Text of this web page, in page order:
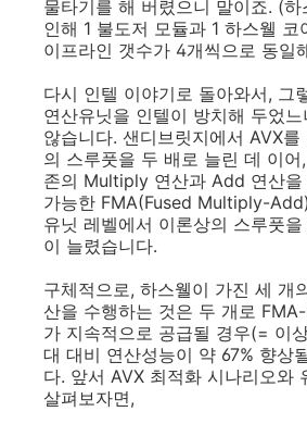
물타기를 해 버렸으니 말이죠. (하
인해 1 불도저 모듈과 1 하스웰
이프라인 갯수가 4개씩으로 동일
다시 인텔 이야기로 돌아와서, 그
연산유닛을 인텔이 방치해 두었
않습니다. 샌디브릿지에서 AVX
의 스루풋을 두 배로 늘린 데 이어
존의 Multiply 연산과 Add 연산을
가능한 FMA(Fused Multiply-
유닛 레벨에서 이론상의 스루풋
이 늘렸습니다.
구체적으로, 하스웰이 가진 세 개
산을 수행하는 것은 두 개로
가 지속적으로 공급될 경우(= 이
대 대비 연산성능이 약 67% 향상
다. 앞서 AVX 최적화 시나리오와
살펴보자면,